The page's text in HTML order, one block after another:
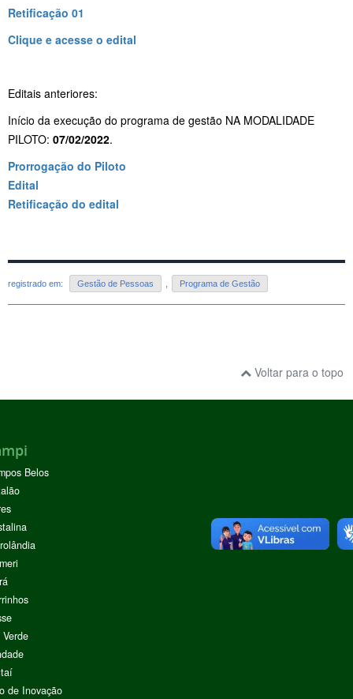
Retificação 01
Clique e acesse o edital
Editais anteriores:
Início da execução do programa de gestão NA MODALIDADE
PILOTO: 07/02/2022.
Prorrogação do Piloto
Edital
Retificação do edital
registrado em: Gestão de Pessoas Programa de Gestão
Voltar para o topo
Belos
de Inovação